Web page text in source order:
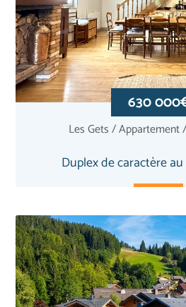
630
Les Gets / Appartement
Duplex de caractère